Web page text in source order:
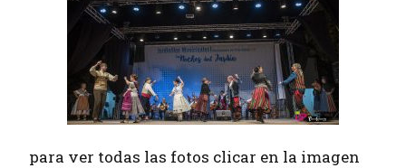
para ver todas las fotos clicar en la imagen